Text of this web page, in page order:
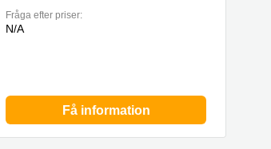
Fråga efter priser:
N/A
Få information